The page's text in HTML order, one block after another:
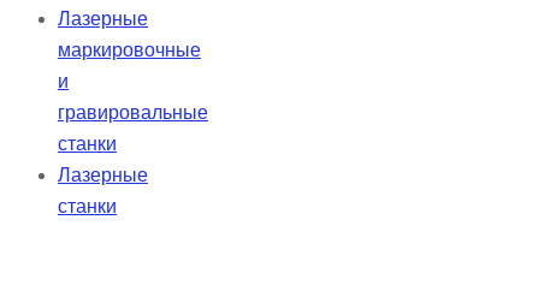
Лазерные
маркировочные
и
гравировальные
станки
Лазерные
станки